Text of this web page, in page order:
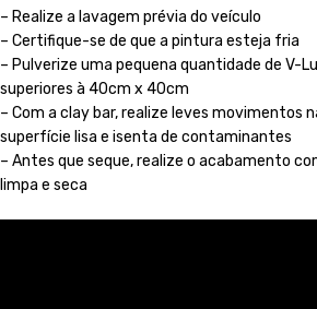
– Realize a lavagem prévia do veículo
– Certifique-se de que a pintura esteja fria
– Pulverize uma pequena quantidade de V-
superiores à 40cm x 40cm
– Com a clay bar, realize leves movimentos
superfície lisa e isenta de contaminantes
– Antes que seque, realize o acabamento
limpa e seca